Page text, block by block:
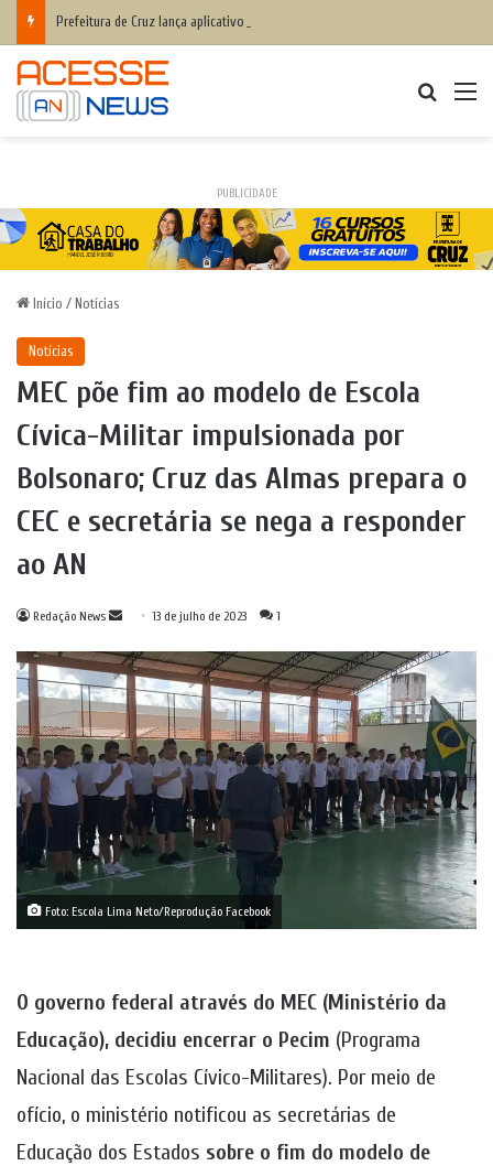
PUBLICIDADE
Início / Notícias
Notícias
MEC põe fim ao modelo de Escola
Cívica-Militar impulsionada por
Bolsonaro; Cruz das Almas prepara o
CEC e secretária se nega a responder
ao AN
Redação News
Mande
e-
mail
13 de julho de 2023 1
Foto: Escola Lima Neto/Reprodução Facebook
O governo federal através do MEC (Ministério da
Educação), decidiu encerrar o Pecim (Programa
Nacional das Escolas Cívico-Militares). Por meio de
ofício, o ministério notificou as secretárias de
Educação dos Estados sobre o fim do modelo de